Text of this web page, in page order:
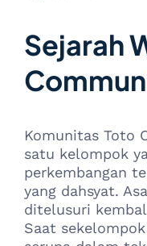
Sejarah
Komunitas Toto
satu kelompok
perkembangan
yang dahsyat.
ditelusuri
Saat